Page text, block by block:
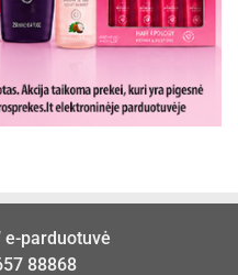
e-parduotuvė
88868